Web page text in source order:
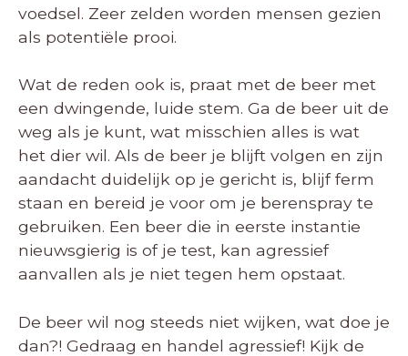
voedsel. Zeer zelden worden mensen gezien
als potentiële prooi.
Wat de reden ook is, praat met de beer met
een dwingende, luide stem. Ga de beer uit de
weg als je kunt, wat misschien alles is wat
het dier wil. Als de beer je blijft volgen en zijn
aandacht duidelijk op je gericht is, blijf ferm
staan en bereid je voor om je berenspray te
gebruiken. Een beer die in eerste instantie
nieuwsgierig is of je test, kan agressief
aanvallen als je niet tegen hem opstaat.
De beer wil nog steeds niet wijken, wat doe je
dan?! Gedraag en handel agressief! Kijk de